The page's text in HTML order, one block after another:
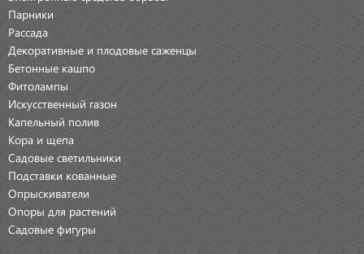
Парники
Рассада
Декоративные и плодовые саженцы
Бетонные кашпо
Фитолампы
Искусственный газон
Капельный полив
Кора и щепа
Садовые светильники
Подставки кованные
Опрыскиватели
Опоры для растений
Садовые фигуры